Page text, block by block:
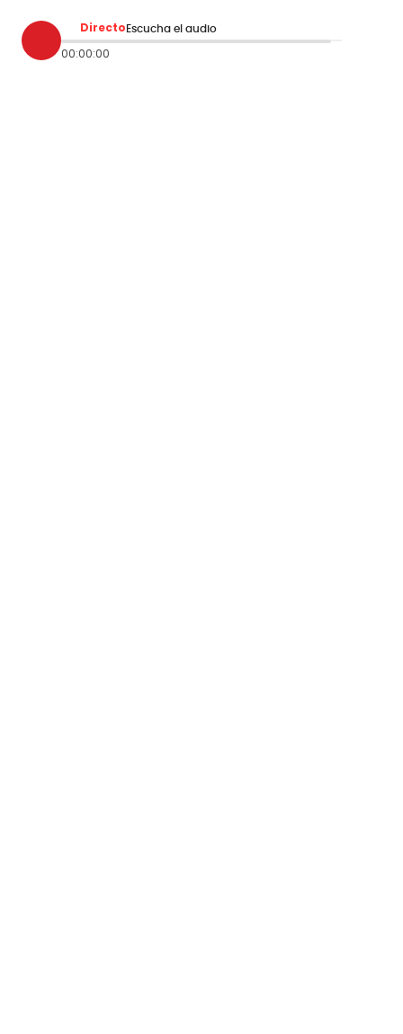
Directo Escucha el audio
00:00:00